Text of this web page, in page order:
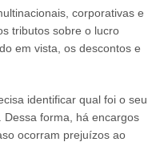
corporativas e
tributos sobre o lucro
em vista, os descontos e
identificar qual foi o seu
Dessa forma, há encargos
ocorram prejuízos ao